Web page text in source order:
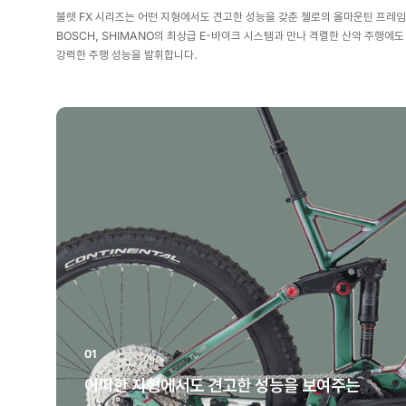
불렛 FX 시리즈는 어떤 지형에서도 견고한 성능을 갖춘 첼로의 올마운틴 프레
BOSCH, SHIMANO의 최상급 E-바이크 시스템과 만나 격렬한 산악 주행에도
강력한 주행 성능을 발휘합니다.
01
어떠한 지형에서도 견고한 성능을 보여주는